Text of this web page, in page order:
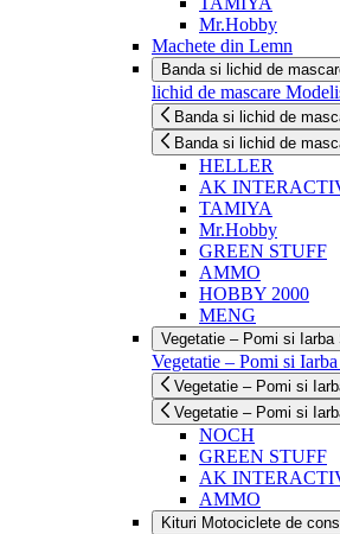
Mr.Hobby
Machete din Lemn
Banda si lichid de
lichid de mascare
Banda si lichid de
Banda si lichid de
HELLER
AK
TAMIYA
Mr.Hobby
GREEN STUFF
AMMO
HOBBY 2000
MENG
Vegetatie – Pomi si Iarba
Vegetatie – Pomi si
Vegetatie – Pomi si
Vegetatie – Pomi si
NOCH
GREEN STUFF
AK
AMMO
Kituri Motociclete de